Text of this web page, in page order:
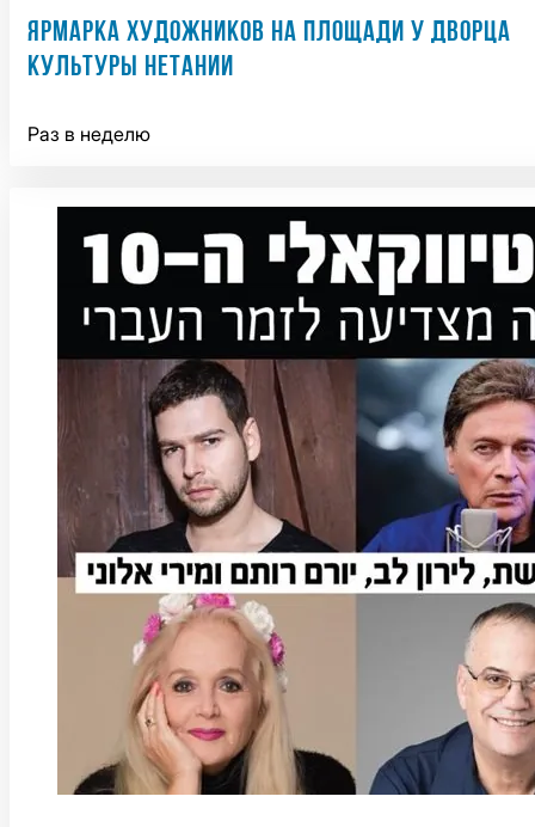
ЯРМАРКА ХУДОЖНИКОВ НА ПЛОЩАДИ У ДВОРЦА
КУЛЬТУРЫ НЕТАНИИ
Раз в неделю